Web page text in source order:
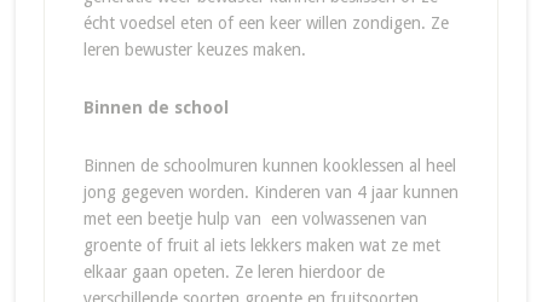
écht voedsel eten of een keer willen zondigen. Ze
leren bewuster keuzes maken.
Binnen de school
Binnen de schoolmuren kunnen kooklessen al heel
jong gegeven worden. Kinderen van 4 jaar kunnen
met een beetje hulp van een volwassenen van
groente of fruit al iets lekkers maken wat ze met
elkaar gaan opeten. Ze leren hierdoor de